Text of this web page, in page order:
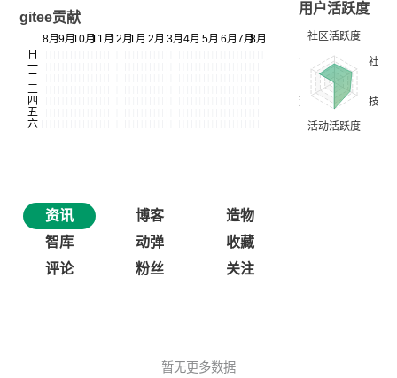
gitee贡献
用户活跃度
资讯 博客
造物
智库
动弹
收藏
评论
粉丝 关注
暂无更多数据